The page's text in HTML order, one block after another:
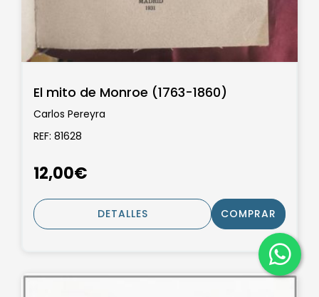
El mito de Monroe (1763-1860)
Carlos Pereyra
REF: 81628
12,00€
DETALLES COMPRAR